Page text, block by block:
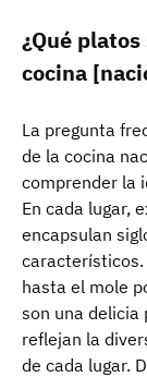
¿Qué
cocina
La pregunta
de la cocina
comprender la
En cada lugar,
encapsulan
característicos.
hasta el mole
son una delicia
reflejan la
de cada lugar.